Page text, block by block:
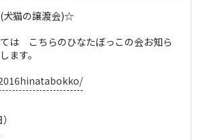
犬猫の譲渡会)☆
は こちらのひなたぼっこの会お知ら
ます。